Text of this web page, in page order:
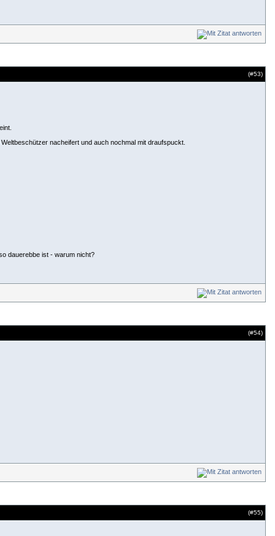
(#53)
nacheifert und auch nochmal mit draufspuckt.
dauerebbe ist - warum nicht?
(#54)
(#55)